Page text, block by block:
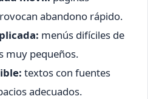
abandono rápido.
menús difíciles de
muy pequeños.
textos con fuentes
adecuados.